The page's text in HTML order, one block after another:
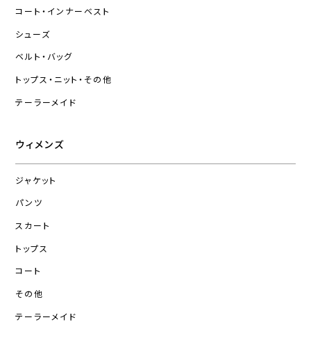
コート・インナーベスト
シューズ
ベルト・バッグ
トップス・ニット・その他
テーラーメイド
ウィメンズ
ジャケット
パンツ
スカート
トップス
コート
その他
テーラーメイド